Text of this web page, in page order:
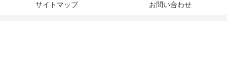
サイトマップ お問い合わせ